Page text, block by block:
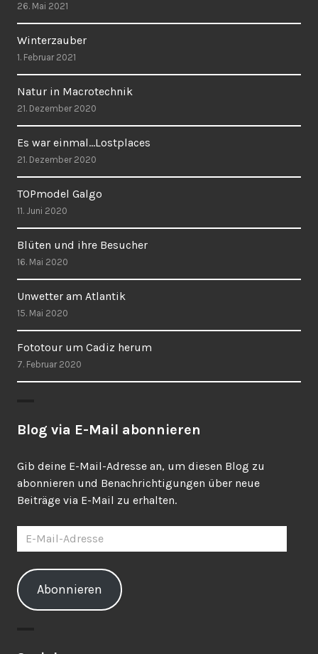
26. Mai 2021
Winterzauber
1. Februar 2021
Natur in Macrotechnik
21. Dezember 2020
Es war einmal…Lostplaces
21. Dezember 2020
TOPmodel Galgo
11. Juni 2020
Blüten und ihre Besucher
16. Mai 2020
Unwetter am Atlantik
15. Mai 2020
Fototour um Cadiz herum
7. Februar 2020
Blog via E-Mail abonnieren
Gib deine E-Mail-Adresse an, um diesen Blog zu
abonnieren und Benachrichtigungen über neue
Beiträge via E-Mail zu erhalten.
Mail-
Adresse
Abonnieren